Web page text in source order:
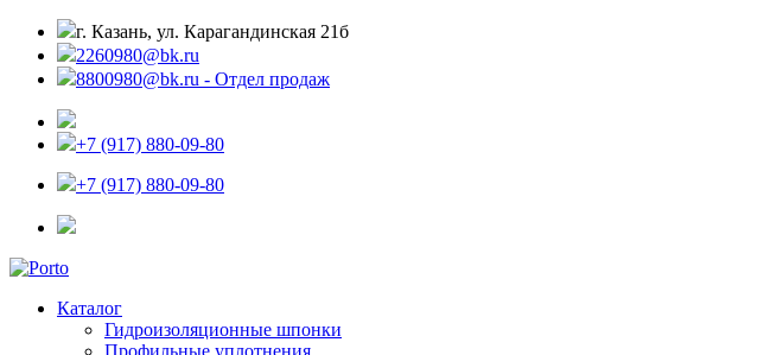
г. Казань, ул. Карагандинская 21б
2260980@bk.ru
8800980@bk.ru - Отдел продаж
+7 (917) 880-09-80
+7 (917) 880-09-80
Каталог
Гидроизоляционные шпонки
Профильные уплотнения